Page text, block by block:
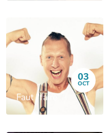
03
OCT
Faut l'faire